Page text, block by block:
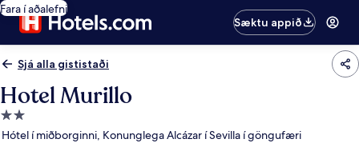
Fara í aðalefni
Sæktu appið
Sjá alla gististaði
Hotel Murillo
2.0
stjörnu
Hótel í miðborginni, Konunglega Alcázar í Sevilla í göngufæri